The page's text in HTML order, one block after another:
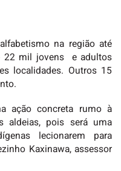
na região até
22 mil jovens e adultos
localidades. Outros 15
ação concreta rumo à
aldeias, pois será uma
lecionarem para
Kaxinawa, assessor